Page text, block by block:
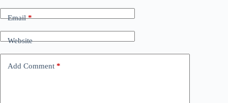
Email*
Website
Add Comment *